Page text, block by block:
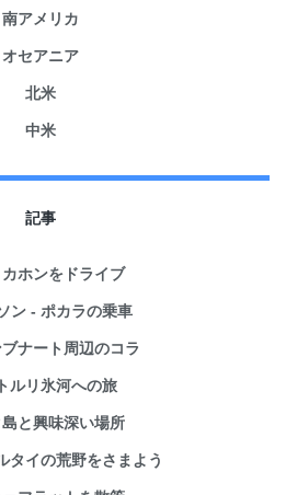
南アメリカ
オセアニア
北米
中米
記事
カホンをドライブ
ン - ポカラの乗車
ナート周辺のコラ
ルリ氷河への旅
と興味深い場所
タイの荒野をさまよう